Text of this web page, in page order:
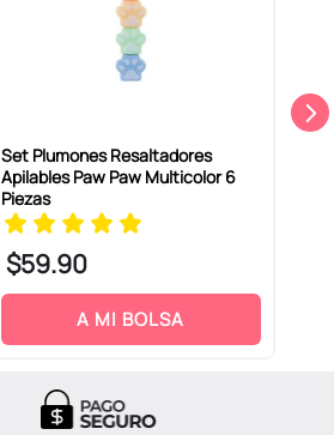
Set Plumones Resaltadores
Apilables Paw Paw Multicolor 6
Piezas
$59.90
A MI BOLSA